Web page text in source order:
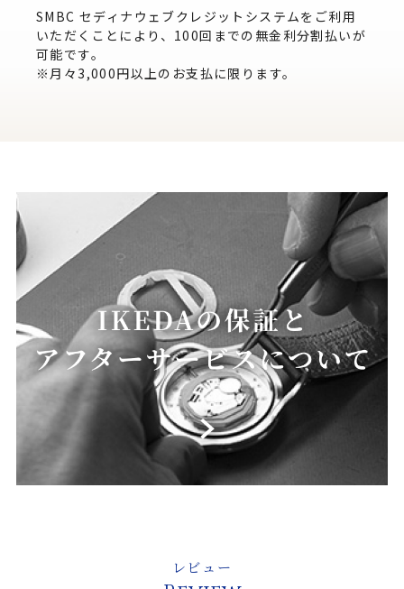
SMBC セディナウェブクレジットシステムをご利用
いただくことにより、100回までの無金利分割払いが
可能です。
※月々3,000円以上のお支払に限ります。
レビュー